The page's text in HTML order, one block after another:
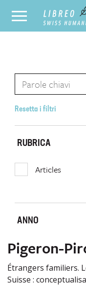
Resetta i filtri
RUBRICA
Articles
ANNO
Pigeron-
Étrangers familiers.
Suisse :